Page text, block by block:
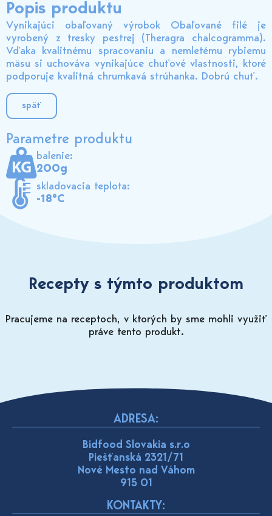
Popis produktu
Vynikajúci obaľovaný výrobok Obaľované filé je
vyrobený z tresky pestrej (Theragra chalcogramma).
Vďaka kvalitnému spracovaniu a nemletému rybiemu
mäsu si uchováva vynikajúce chuťové vlastnosti, ktoré
podporuje kvalitná chrumkavá strúhanka. Dobrú chuť.
späť
Parametre produktu
balenie:
200g
skladovacia teplota:
-18°C
Recepty s týmto produktom
Pracujeme na receptoch, v ktorých by sme mohli využiť
práve tento produkt.
ADRESA:
Bidfood Slovakia s.r.o
Piešťanská 2321/71
Nové Mesto nad Váhom
915 01
KONTAKTY: